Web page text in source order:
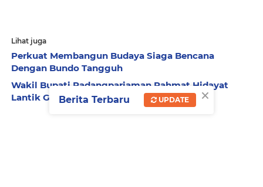
Lihat juga
Perkuat Membangun Budaya Siaga Bencana
Dengan Bundo Tangguh
Wakil Bupati Padangpariaman Rahmat Hidayat
Lantik GOW 2025-2030
×
Berita Terbaru UPDATE